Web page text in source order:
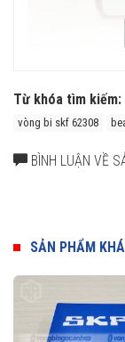
nhiều so với các
được hàng triệu
Cấu tạo vòng
nhằm đáp ứng
phí cho từng nhu
Từ khóa tìm kiếm:
vòng bi skf 62308
BÌNH LUẬN VỀ
SẢN PHẨM